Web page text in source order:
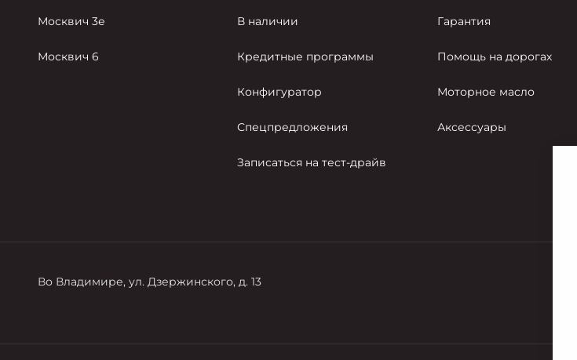
Москвич 3е
Москвич 6
В наличии
Кредитные программы
Конфигуратор
Спецпредложения
Записаться на тест-драйв
Гарантия
Помощь на дорогах
Моторное масло
Аксессуары
Во Владимире, ул. Дзержинского, д. 13